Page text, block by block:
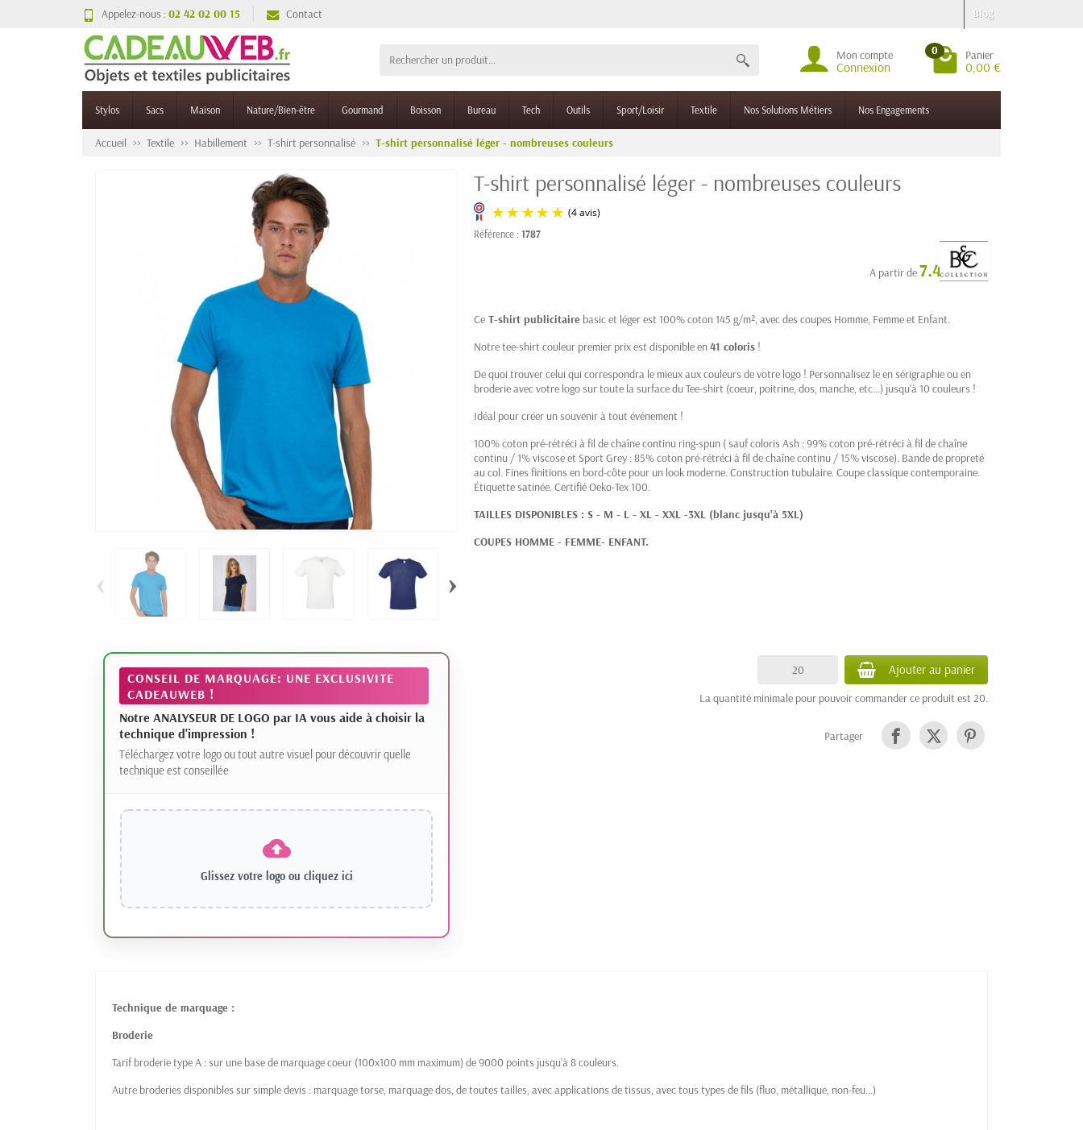
Appelez-nous :02 42 02 00 15 Contact Blog
Mon compte
Connexion
0 Panier
0,00 €
Stylos Sacs Maison Nature/Bien-être Gourmand Boisson Bureau Tech Outils Sport/Loisir Textile Nos Solutions Métiers Nos Engagements
Accueil Textile Habillement T-shirt personnalisé T-shirt personnalisé léger - nombreuses couleurs
‹ ›
CONSEIL DE MARQUAGE: UNE EXCLUSIVITE
CADEAUWEB !
Notre ANALYSEUR DE LOGO par IA vous aide à choisir la
technique d'impression !
Téléchargez votre logo ou tout autre visuel pour découvrir quelle
technique est conseillée
Glissez votre logo ou cliquez ici
T-shirt personnalisé léger - nombreuses couleurs
Référence : 1787
A partir de7.49 € HT
Ce T-shirt publicitaire basic et léger est 100% coton 145 g/m², avec des coupes Homme, Femme et Enfant.
Notre tee-shirt couleur premier prix est disponible en41 coloris !
De quoi trouver celui qui correspondra le mieux aux couleurs de votre logo ! Personnalisez le en sérigraphie ou en
broderie avec votre logo sur toute la surface du Tee-shirt (coeur, poitrine, dos, manche, etc...) jusqu'à 10 couleurs !
Idéal pour créer un souvenir à tout événement !
100% coton pré-rétréci à fil de chaîne continu ring-spun ( sauf coloris Ash : 99% coton pré-rétréci à fil de chaîne
continu / 1%viscoseet Sport Grey : 85% coton pré-rétréci à fil de chaîne continu / 15%viscose). Bande de propreté
au col. Fines finitions en bord-côte pour un look moderne. Construction tubulaire. Coupe classique contemporaine.
Étiquette satinée. Certifié Oeko-Tex 100.
TAILLES DISPONIBLES : S - M - L - XL - XXL -3XL (blanc jusqu'à 5XL)
COUPES HOMME - FEMME- ENFANT.
Ajouter au panier
La quantité minimale pour pouvoir commander ce produit est 20.
Partager
Technique de marquage :
Broderie
Tarif broderie type A : sur une base de marquage coeur (100x100 mm maximum) de 9000 points jusqu'à 8 couleurs.
Autre broderies disponibles sur simple devis : marquage torse, marquage dos, de toutes tailles, avec applications de tissus, avec tous types de fils (fluo, métallique, non-feu...)